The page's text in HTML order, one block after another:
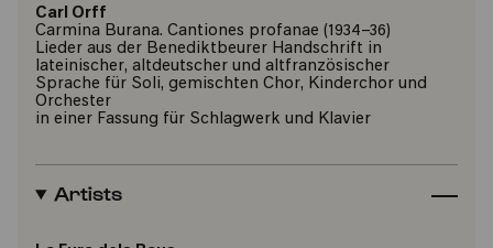
Carl Orff
Carmina Burana. Cantiones profanae (1934–36)
Lieder aus der Benediktbeurer Handschrift in
lateinischer, altdeutscher und altfranzösischer
Sprache für Soli, gemischten Chor, Kinderchor und
Orchester
in einer Fassung für Schlagwerk und Klavier
Artists